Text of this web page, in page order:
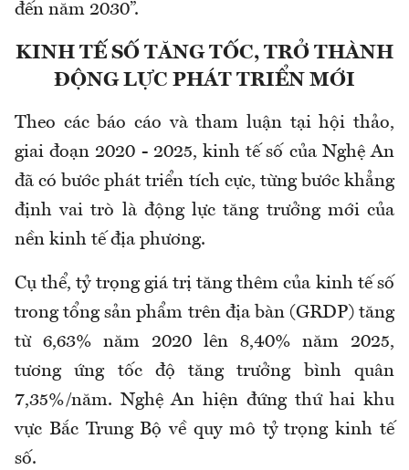
đến năm 2030”.
KINH TẾ SỐ TĂNG TỐC, TRỞ THÀNH
ĐỘNG LỰC PHÁT TRIỂN MỚI
Theo các báo cáo và tham luận tại hội thảo,
giai đoạn 2020 - 2025, kinh tế số của Nghệ An
đã có bước phát triển tích cực, từng bước khẳng
định vai trò là động lực tăng trưởng mới của
nền kinh tế địa phương.
Cụ thể, tỷ trọng giá trị tăng thêm của kinh tế số
trong tổng sản phẩm trên địa bàn (GRDP) tăng
từ 6,63% năm 2020 lên 8,40% năm 2025,
tương ứng tốc độ tăng trưởng bình quân
7,35%/năm. Nghệ An hiện đứng thứ hai khu
vực Bắc Trung Bộ về quy mô tỷ trọng kinh tế
số.